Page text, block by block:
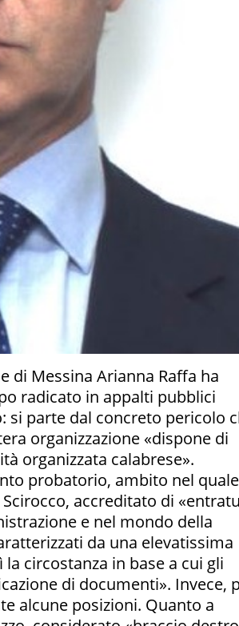
di Messina Arianna Raffa ha
radicato in appalti pubblici
si parte dal concreto pericolo
organizzazione «dispone di
organizzata calabrese».
probatorio, ambito nel
accreditato di
e nel mondo della
da una elevatissima
circostanza in base a cui gli
di documenti». Invece,
alcune posizioni. Quanto a